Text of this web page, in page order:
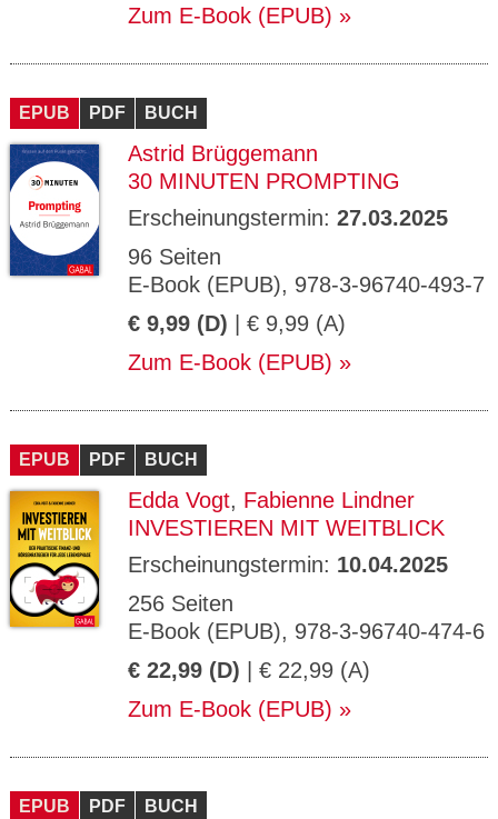
Zum E-Book (EPUB)
EPUB PDF BUCH
Astrid Brüggemann
30 MINUTEN PROMPTING
Erscheinungstermin: 27.03.2025
96 Seiten
E-Book (EPUB), 978-3-96740-493-7
€ 9,99 (D) | € 9,99 (A)
Zum E-Book (EPUB)
EPUB PDF BUCH
Edda Vogt, Fabienne Lindner
INVESTIEREN MIT WEITBLICK
Erscheinungstermin: 10.04.2025
256 Seiten
E-Book (EPUB), 978-3-96740-474-6
€ 22,99 (D) | € 22,99 (A)
Zum E-Book (EPUB)
EPUB PDF BUCH